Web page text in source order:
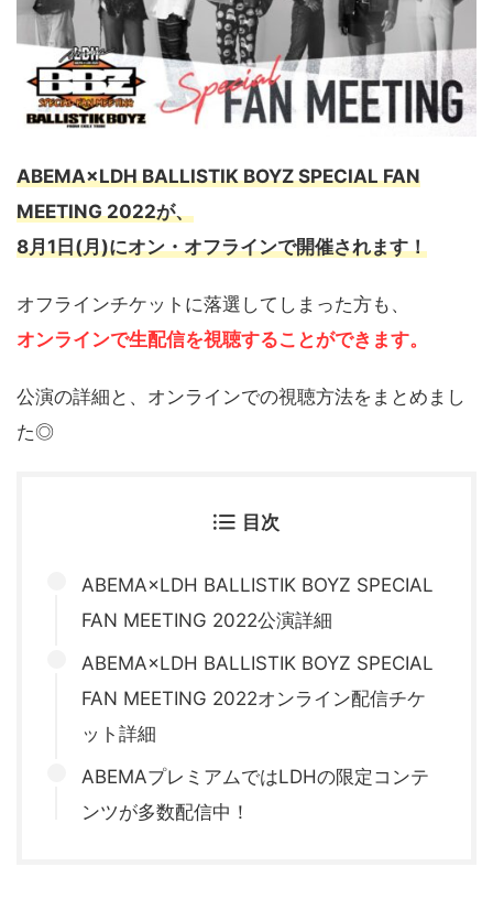
ABEMA×LDH BALLISTIK BOYZ SPECIAL FAN
MEETING 2022が、
8月1日(月)にオン・オフラインで開催されます！
オフラインチケットに落選してしまった方も、
オンラインで生配信を視聴することができます。
公演の詳細と、オンラインでの視聴方法をまとめまし
た◎
目次
ABEMA×LDH BALLISTIK BOYZ SPECIAL
FAN MEETING 2022公演詳細
ABEMA×LDH BALLISTIK BOYZ SPECIAL
FAN MEETING 2022オンライン配信チケ
ット詳細
ABEMAプレミアムではLDHの限定コンテ
ンツが多数配信中！